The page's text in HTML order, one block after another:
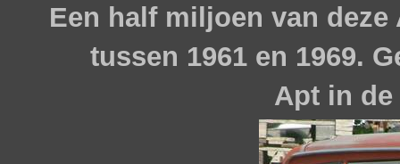
Een half miljoen van
tussen 1961 en 1969.
Apt in de